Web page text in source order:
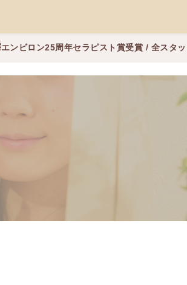
エンビロン25周年セラピスト賞受賞 / 全スタ